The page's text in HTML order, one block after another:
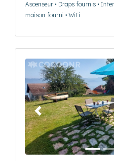
Ascenseur • Draps fournis •
maison fourni • WiFi
Précédent